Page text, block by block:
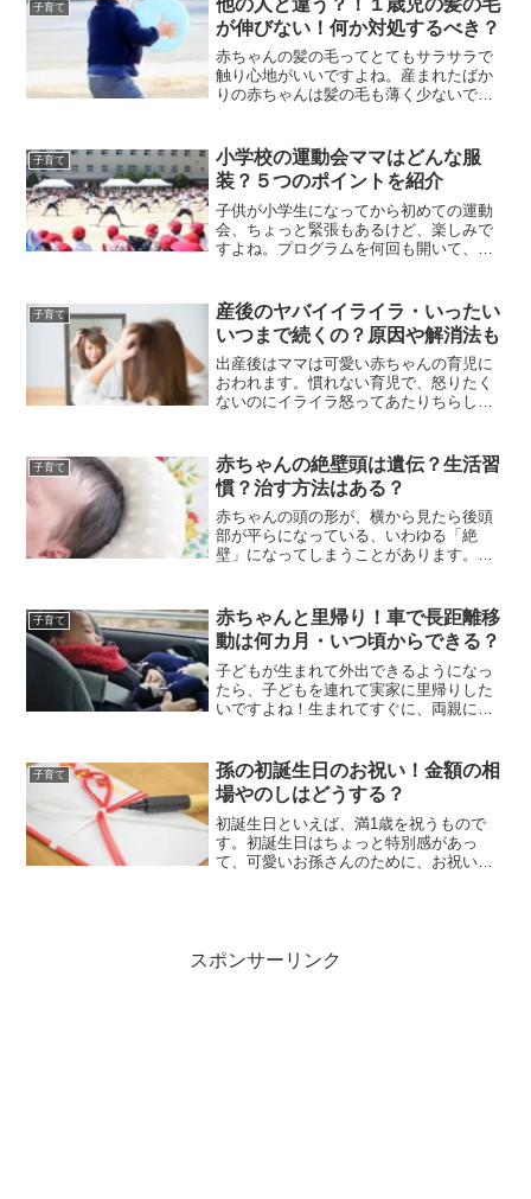
子育て
他の人と違う？！１歳児の髪の毛
が伸びない！何か対処するべき？
赤ちゃんの髪の毛ってとてもサラサラで
触り心地がいいですよね。産まれたばか
りの赤ちゃんは髪の毛も薄く少ないです
も髪が薄くて短い赤ちゃんもいます。髪
の毛の多い少ないは、個...
子育て
小学校の運動会ママはどんな服
装？５つのポイントを紹介
子供が小学生になってから初めての運動
会、ちょっと緊張もあるけど、楽しみで
すよね。プログラムを何回も開いて、子
に行く母親はどんな格好で行けばいいの
でしょうか？張り切りすぎ...
子育て
産後のヤバイイライラ・いったい
いつまで続くの？原因や解消法も
出産後はママは可愛い赤ちゃんの育児に
おわれます。慣れない育児で、怒りたく
ないのにイライラ怒ってあたりちらして
因があるんです。産後のイライラの原因
や、いつまで続くのか・・...
子育て
赤ちゃんの絶壁頭は遺伝？生活習
慣？治す方法はある？
赤ちゃんの頭の形が、横から見たら後頭
部が平らになっている、いわゆる「絶
壁」になってしまうことがあります。マ
ついたクセはなかなか直りません。今回
は、絶壁頭を直す方法や、絶...
子育て
赤ちゃんと里帰り！車で長距離移
動は何カ月・いつ頃からできる？
子どもが生まれて外出できるようになっ
たら、子どもを連れて実家に里帰りした
いですよね！生まれてすぐに、両親に病
なりながらの授乳などがあるので、ヘロ
ヘロでゆっくりお話しでき...
子育て
孫の初誕生日のお祝い！金額の相
場やのしはどうする？
初誕生日といえば、満1歳を祝うもので
す。初誕生日はちょっと特別感があっ
て、可愛いお孫さんのために、お祝いを
スポンサーリンク